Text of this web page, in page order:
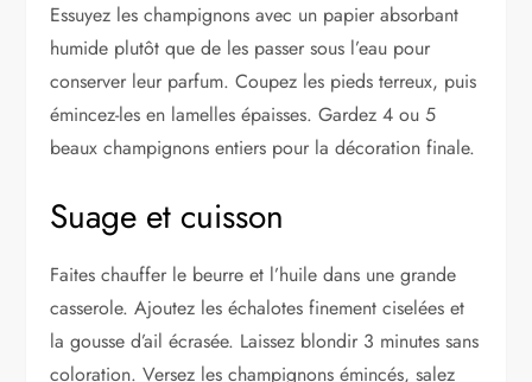
Essuyez les champignons avec un papier absorbant
humide plutôt que de les passer sous l’eau pour
conserver leur parfum. Coupez les pieds terreux, puis
émincez-les en lamelles épaisses. Gardez 4 ou 5
beaux champignons entiers pour la décoration finale.
Suage et cuisson
Faites chauffer le beurre et l’huile dans une grande
casserole. Ajoutez les échalotes finement ciselées et
la gousse d’ail écrasée. Laissez blondir 3 minutes sans
coloration. Versez les champignons émincés, salez